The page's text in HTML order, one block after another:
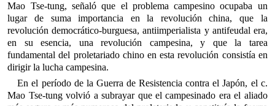
Mao Tse-tung, señaló que el problema campesino ocupaba un
lugar de suma importancia en la revolución china, que la
revolución democrático-burguesa, antiimperialista y antifeudal era,
en su esencia, una revolución campesina, y que la tarea
fundamental del proletariado chino en esta revolución consistía en
dirigir la lucha campesina.
En el período de la Guerra de Resistencia contra el Japón, el c.
Mao Tse-tung volvió a subrayar que el campesinado era el aliado